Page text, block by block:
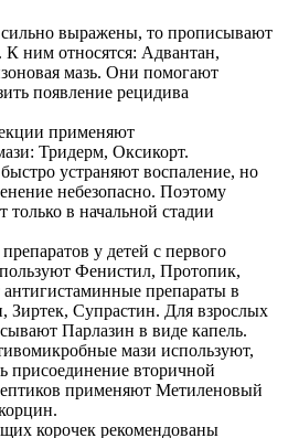
выражены, то прописывают
К ним относятся: Адвантан,
мазь. Они помогают
появление рецидива
применяют
Тридерм, Оксикорт.
устраняют воспаление, но
небезопасно. Поэтому
в начальной стадии
у детей с первого
Фенистил, Протопик,
препараты в
Зиртек, Супрастин. Для взрослых
Парлазин в виде капель.
мази используют,
присоединение вторичной
применяют Метиленовый
корочек рекомендованы